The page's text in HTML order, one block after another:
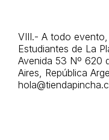
VIII.- A todo
Estudiantes de La
Avenida 53 Nº 620
Aires, República